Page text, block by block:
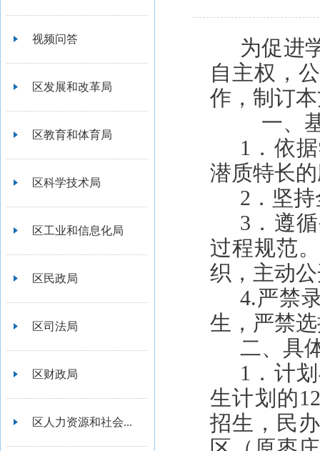
视频问答
区发展和改革局
区教育和体育局
区科学技术局
区工业和信息化局
区民政局
区司法局
区财政局
区人力资源和社会...
为促进
自主权，
作，制订
一、
1．依
潜质特长
2．坚
3．遵
过程规范
织，主动
4.严禁
生，严禁
二、具
1．计
生计划的
招生，民